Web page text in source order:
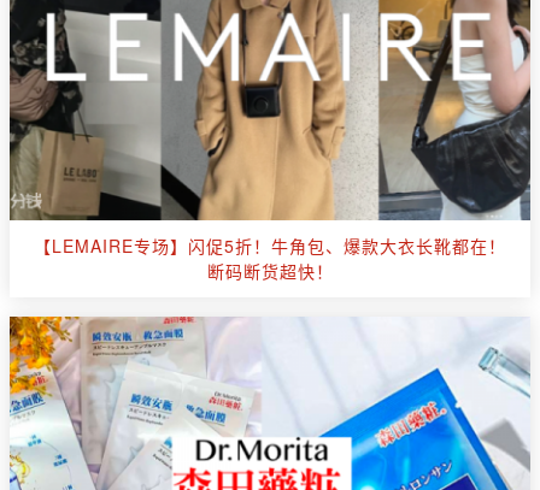
【LEMAIRE专场】闪促5折！牛角包、爆款大衣长靴都在！
断码断货超快！